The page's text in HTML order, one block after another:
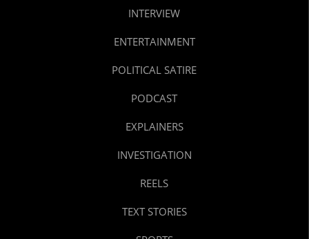
INTERVIEW
ENTERTAINMENT
POLITICAL SATIRE
PODCAST
EXPLAINERS
INVESTIGATION
REELS
TEXT STORIES